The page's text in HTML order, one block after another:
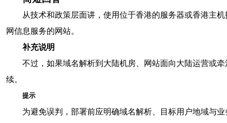
从技术和政策层面讲，使用位于香港的服务器或香港主
网信息服务的网站。
补充说明
不过，如果域名解析到大陆机房、网站面向大陆运营或
续。
提示
为避免误判，部署前应明确域名解析、目标用户地域与